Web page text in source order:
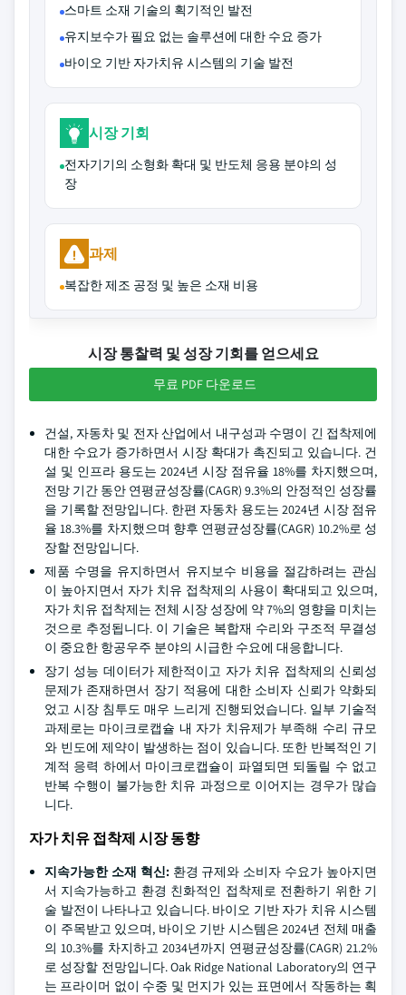
스마트 소재 기술의 획기적인 발전
유지보수가 필요 없는 솔루션에 대한 수요 증가
바이오 기반 자가치유 시스템의 기술 발전
시장 기회
전자기기의 소형화 확대 및 반도체 응용 분야의 성
장
과제
복잡한 제조 공정 및 높은 소재 비용
시장 통찰력 및 성장 기회를 얻으세요
무료 PDF 다운로드
건설, 자동차 및 전자 산업에서 내구성과 수명이 긴 접착제에
대한 수요가 증가하면서 시장 확대가 촉진되고 있습니다. 건
설 및 인프라 용도는 2024년 시장 점유율 18%를 차지했으며,
전망 기간 동안 연평균성장률(CAGR) 9.3%의 안정적인 성장률
을 기록할 전망입니다. 한편 자동차 용도는 2024년 시장 점유
율 18.3%를 차지했으며 향후 연평균성장률(CAGR) 10.2%로 성
장할 전망입니다.
제품 수명을 유지하면서 유지보수 비용을 절감하려는 관심
이 높아지면서 자가 치유 접착제의 사용이 확대되고 있으며,
자가 치유 접착제는 전체 시장 성장에 약 7%의 영향을 미치는
것으로 추정됩니다. 이 기술은 복합재 수리와 구조적 무결성
이 중요한 항공우주 분야의 시급한 수요에 대응합니다.
장기 성능 데이터가 제한적이고 자가 치유 접착제의 신뢰성
문제가 존재하면서 장기 적용에 대한 소비자 신뢰가 약화되
었고 시장 침투도 매우 느리게 진행되었습니다. 일부 기술적
과제로는 마이크로캡슐 내 자가 치유제가 부족해 수리 규모
와 빈도에 제약이 발생하는 점이 있습니다. 또한 반복적인 기
계적 응력 하에서 마이크로캡슐이 파열되면 되돌릴 수 없고
반복 수행이 불가능한 치유 과정으로 이어지는 경우가 많습
니다.
자가 치유 접착제 시장 동향
지속가능한 소재 혁신: 환경 규제와 소비자 수요가 높아지면
서 지속가능하고 환경 친화적인 접착제로 전환하기 위한 기
술 발전이 나타나고 있습니다. 바이오 기반 자가 치유 시스템
이 주목받고 있으며, 바이오 기반 시스템은 2024년 전체 매출
의 10.3%를 차지하고 2034년까지 연평균성장률(CAGR) 21.2%
로 성장할 전망입니다. Oak Ridge National Laboratory의 연구
는 프라이머 없이 수중 및 먼지가 있는 표면에서 작동하는 획